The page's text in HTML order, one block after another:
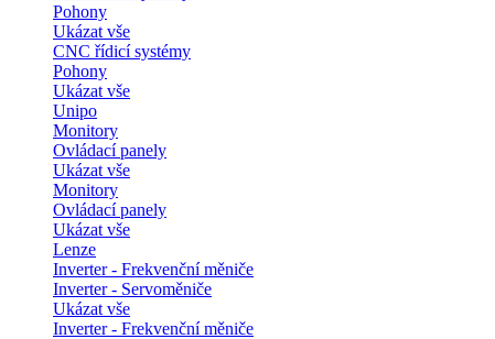
Pohony
Ukázat vše
CNC řídicí systémy
Pohony
Ukázat vše
Unipo
Monitory
Ovládací panely
Ukázat vše
Monitory
Ovládací panely
Ukázat vše
Lenze
Inverter - Frekvenční měniče
Inverter - Servoměniče
Ukázat vše
Inverter - Frekvenční měniče